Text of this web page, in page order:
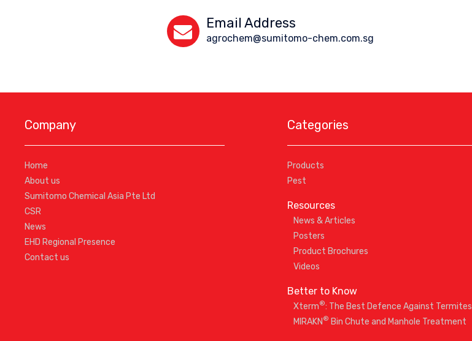
Email Address
agrochem@sumitomo-chem.com.sg
Company
Home
About us
Sumitomo Chemical Asia Pte Ltd
CSR
News
EHD Regional Presence
Contact us
Categories
Products
Pest
Resources
News & Articles
Posters
Product Brochures
Videos
Better to Know
Xterm®: The Best Defence Against Termites
MIRAKN ® Bin Chute and Manhole Treatment